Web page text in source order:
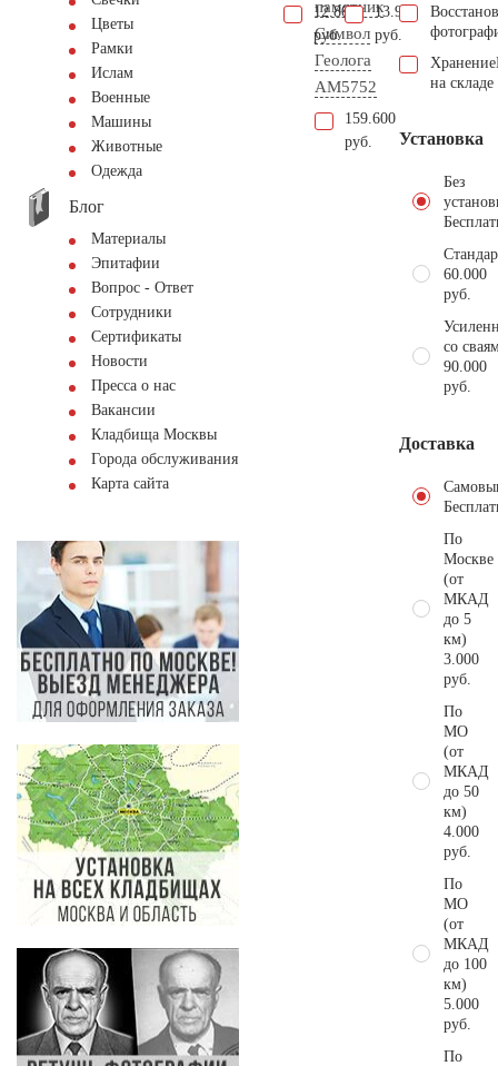
Цветы
Рамки
Ислам
Военные
Машины
Животные
Одежда
Блог
Материалы
Эпитафии
Вопрос - Ответ
Сотрудники
Сертификаты
Новости
Пресса о нас
Вакансии
Кладбища Москвы
Города обслуживания
Карта сайта
12.800
руб.
памятник
Символ
Геолога
AM5752
159.600
руб.
13.900
руб.
Хранение
на складе
Установка
Без
60.000
руб.
со
90.000
руб.
Доставка
По
Москве
(от
МКАД
до 5
км)
3.000
руб.
По
МО
(от
МКАД
до 50
км)
4.000
руб.
По
МО
(от
МКАД
до 100
км)
5.000
руб.
По